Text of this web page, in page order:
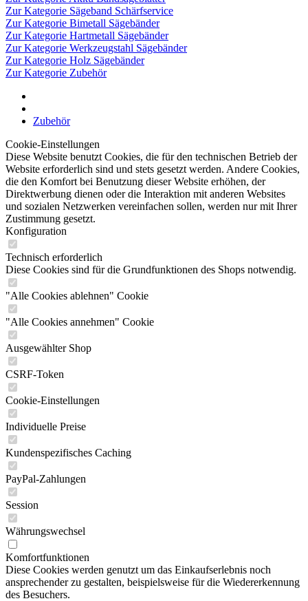
Zur Kategorie Sägeband Schärfservice
Zur Kategorie Bimetall Sägebänder
Zur Kategorie Hartmetall Sägebänder
Zur Kategorie Werkzeugstahl Sägebänder
Zur Kategorie Holz Sägebänder
Zur Kategorie Zubehör
Zubehör
Cookie-Einstellungen
Diese Website benutzt Cookies, die für den technischen Betrieb der
Website erforderlich sind und stets gesetzt werden. Andere Cookies,
die den Komfort bei Benutzung dieser Website erhöhen, der
Direktwerbung dienen oder die Interaktion mit anderen Websites
und sozialen Netzwerken vereinfachen sollen, werden nur mit Ihrer
Zustimmung gesetzt.
Konfiguration
Technisch erforderlich
Diese Cookies sind für die Grundfunktionen des Shops notwendig.
"Alle Cookies ablehnen" Cookie
"Alle Cookies annehmen" Cookie
Ausgewählter Shop
CSRF-Token
Cookie-Einstellungen
Individuelle Preise
Kundenspezifisches Caching
PayPal-Zahlungen
Session
Währungswechsel
Komfortfunktionen
Diese Cookies werden genutzt um das Einkaufserlebnis noch
ansprechender zu gestalten, beispielsweise für die Wiedererkennung
des Besuchers.